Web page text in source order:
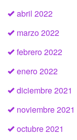
abril 2022
marzo 2022
febrero 2022
enero 2022
diciembre 2021
noviembre 2021
octubre 2021